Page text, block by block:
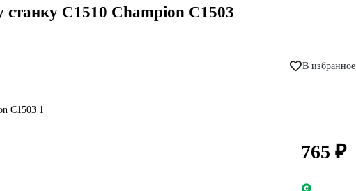
C1510 Champion C1503
В избранное
765 ₽